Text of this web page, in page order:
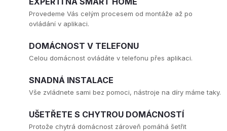
Provedeme Vás celým procesem od montáže až po
ovládání v aplikaci.
DOMÁCNOST V TELEFONU
Celou domácnost ovládáte v telefonu přes aplikaci.
SNADNÁ INSTALACE
Vše zvládnete sami bez pomoci, nástroje na díry máme taky.
UŠETŘETE S CHYTROU DOMÁCNOSTÍ
Protože chytrá domácnost zároveň pomáhá šetřit